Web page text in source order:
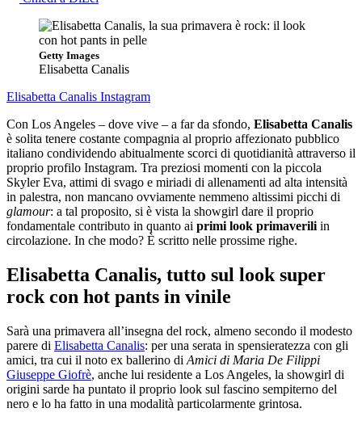
Getty Images
Elisabetta Canalis
Elisabetta Canalis Instagram
Con Los Angeles – dove vive – a far da sfondo, Elisabetta Canalis
è solita tenere costante compagnia al proprio affezionato pubblico
italiano condividendo abitualmente scorci di quotidianità attraverso il
proprio profilo Instagram. Tra preziosi momenti con la piccola
Skyler Eva, attimi di svago e miriadi di allenamenti ad alta intensità
in palestra, non mancano ovviamente nemmeno altissimi picchi di
glamour: a tal proposito, si è vista la showgirl dare il proprio
fondamentale contributo in quanto ai primi look primaverili in
circolazione. In che modo? È scritto nelle prossime righe.
Elisabetta Canalis, tutto sul look super
rock con hot pants in vinile
Sarà una primavera all’insegna del rock, almeno secondo il modesto
parere di Elisabetta Canalis: per una serata in spensieratezza con gli
amici, tra cui il noto ex ballerino di Amici di Maria De Filippi
Giuseppe Giofrè, anche lui residente a Los Angeles, la showgirl di
origini sarde ha puntato il proprio look sul fascino sempiterno del
nero e lo ha fatto in una modalità particolarmente grintosa.